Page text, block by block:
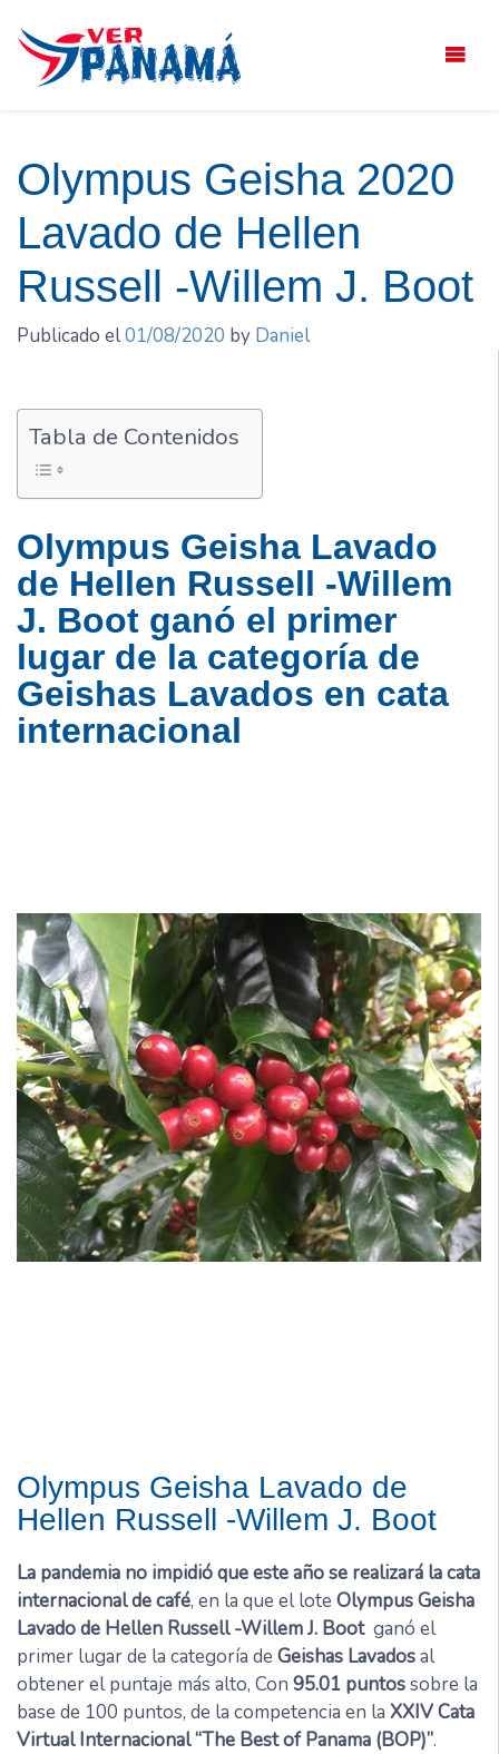
contenido
Olympus Geisha 2020
Lavado de Hellen
Russell -Willem J. Boot
Publicado el01/08/2020 by Daniel
Tabla de Contenidos
Olympus Geisha Lavado
de Hellen Russell -Willem
J. Boot ganó el primer
lugar de la categoría de
Geishas Lavados en cata
internacional
Olympus Geisha Lavado de
Hellen Russell -Willem J. Boot
La pandemia no impidió que este año se realizará la cata
internacional de café, en la que el lote Olympus Geisha
Lavado de Hellen Russell -Willem J. Bootganó el
primer lugar de la categoría de Geishas Lavadosal
obtener el puntaje más alto, Con 95.01 puntossobre la
base de 100 puntos, de la competencia en la XXIV Cata
Virtual Internacional “The Best of Panama (BOP)”.